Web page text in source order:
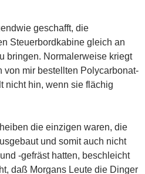
geschafft, die
Steuerbordkabine gleich an
bringen. Normalerweise kriegt
von mir bestellten Polycarbonat-
nicht hin, wenn sie flächig
die einzigen waren, die
und somit auch nicht
-gefräst hatten, beschleicht
daß Morgans Leute die Dinger